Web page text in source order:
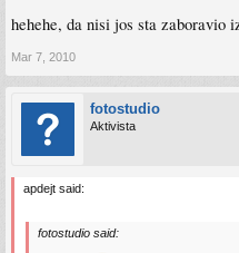
hehehe, da nisi jos sta zaboravio
Mar 7, 2010
fotostudio
Aktivista
apdejt said:
fotostudio said: